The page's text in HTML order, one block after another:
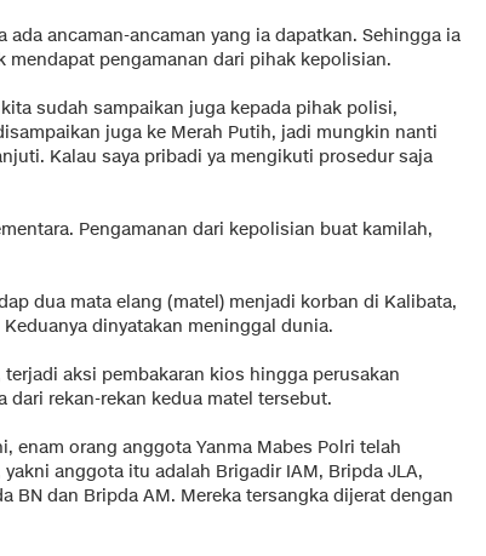
ada ancaman-ancaman yang ia dapatkan. Sehingga ia
mendapat pengamanan dari pihak kepolisian.
sudah sampaikan juga kepada pihak polisi,
juga ke Merah Putih, jadi mungkin nanti
Kalau saya pribadi ya mengikuti prosedur saja
Pengamanan dari kepolisian buat kamilah,
dua mata elang (matel) menjadi korban di Kalibata,
Keduanya dinyatakan meninggal dunia.
aksi pembakaran kios hingga perusakan
dari rekan-rekan kedua matel tersebut.
enam orang anggota Yanma Mabes Polri telah
anggota itu adalah Brigadir IAM, Bripda JLA,
BN dan Bripda AM. Mereka tersangka dijerat dengan